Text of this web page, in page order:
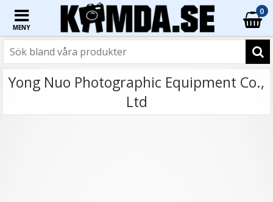
MENY
0
Yong Nuo Photographic Equipment Co.,
Ltd